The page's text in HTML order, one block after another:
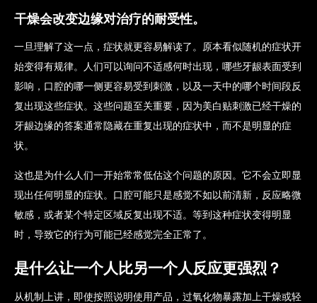
干燥会改变边缘对治疗的耐受性。
一旦理解了这一点，症状就更容易解读了。原本看似随机的症状开
始变得有规律。人们可以询问不适感何时出现，哪些牙龈表面受到
影响，口腔的哪一侧更容易受到刺激，以及一天中的哪个时间段反
复出现这些症状。这些问题至关重要，因为美白贴刺激已经干燥的
牙龈边缘的答案通常隐藏在重复出现的症状中，而不是明显的症
状。
这也是为什么人们一开始常常低估这个问题的原因。它不会立即显
现出任何明显的症状。口腔可能只是感觉不如以前清新，反应略微
敏感，或者某个特定区域反复出现不适。等到这种症状变得明显
时，导致它的行为可能已经感觉完全正常了。
是什么让一个人比另一个人反应更强烈？
从机制上讲，即使按照说明使用产品，过氧化物暴露加上干燥或轻